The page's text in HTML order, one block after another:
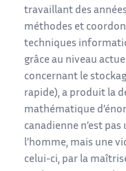
travaillant des
méthodes et
techniques
grâce au niveau
concernant le
rapide), a produit la
mathématique
canadienne n’est
l’homme, mais une
celui-ci, par la